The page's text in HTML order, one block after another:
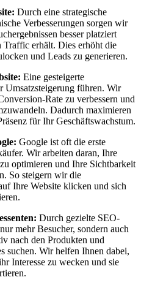
Durch eine strategische
Verbesserungen sorgen wir
besser platziert
erhält. Dies erhöht die
und Leads zu generieren.
Eine gesteigerte
Umsatzsteigerung führen. Wir
Rate zu verbessern und
Dadurch maximieren
für Ihr Geschäftswachstum.
Google ist oft die erste
Wir arbeiten daran, Ihre
optimieren und Ihre Sichtbarkeit
So steigern wir die
Ihre Website klicken und sich
Durch gezielte SEO-
mehr Besucher, sondern auch
nach den Produkten und
suchen. Wir helfen Ihnen dabei,
Interesse zu wecken und sie